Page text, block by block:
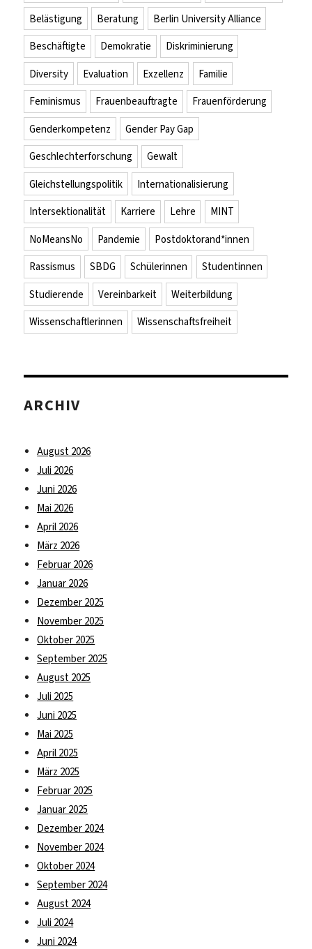
Belästigung
Beratung
Berlin University Alliance
Beschäftigte
Demokratie
Diskriminierung
Diversity
Evaluation Exzellenz
Familie
Feminismus
Frauenbeauftragte
Frauenförderung
Genderkompetenz
Gender Pay Gap
Geschlechterforschung
Gewalt
Gleichstellungspolitik
Internationalisierung
Intersektionalität
Karriere Lehre
MINT
NoMeansNo
Pandemie
Postdoktorand*innen
Rassismus
SBDG Schülerinnen
Studentinnen
Studierende
Vereinbarkeit
Weiterbildung
Wissenschaftlerinnen
Wissenschaftsfreiheit
ARCHIV
August 2026
Juli 2026
Juni 2026
Mai 2026
April 2026
März 2026
Februar 2026
Januar 2026
Dezember 2025
November 2025
Oktober 2025
September 2025
August 2025
Juli 2025
Juni 2025
Mai 2025
April 2025
März 2025
Februar 2025
Januar 2025
Dezember 2024
November 2024
Oktober 2024
September 2024
August 2024
Juli 2024
Juni 2024